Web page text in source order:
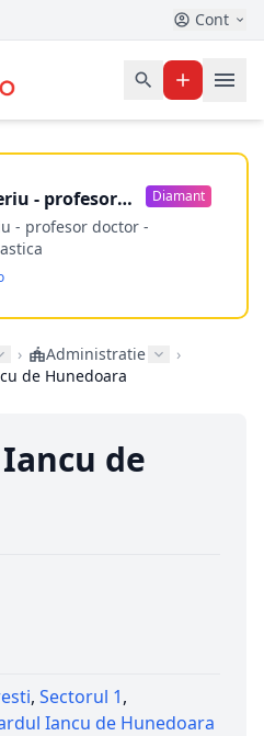
Cont
- profesor
Diamant
- profesor doctor -
› Administratie
›
de Hunedoara
de
, Sectorul 1,
Iancu de Hunedoara